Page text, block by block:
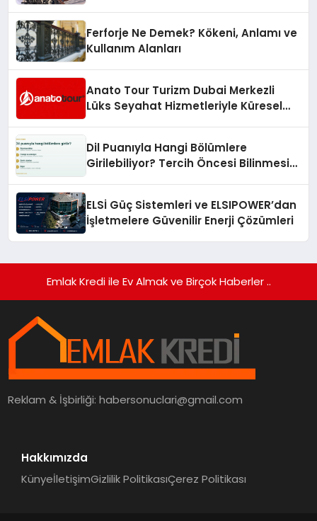
Ferforje Ne Demek? Kökeni, Anlamı ve
Kullanım Alanları
Anato Tour Turizm Dubai Merkezli
Lüks Seyahat Hizmetleriyle Küresel
Dil Puanıyla Hangi Bölümlere
Girilebiliyor? Tercih Öncesi Bilinmesi
ELSİ Güç Sistemleri ve ELSIPOWER’dan
İşletmelere Güvenilir Enerji Çözümleri
Emlak Kredi ile Ev Almak ve Birçok Haberler ..
Reklam & İşbirliği:habersonuclari@gmail.com
Hakkımızda
KünyeİletişimGizlilik PolitikasıÇerez Politikası